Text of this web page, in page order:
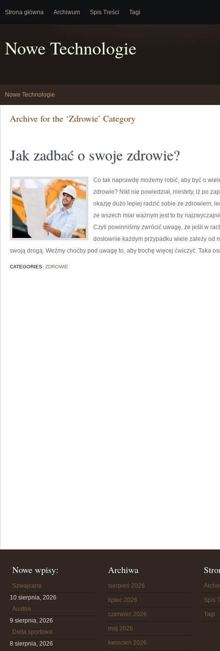
Strona główna Archiwum Spis Treści Tagi
Nowe Technologie
Nowe Technologie
Archive for the ‘Zdrowie’ Category
Jak zadbać o swoje zdrowie?
Co tak naprawdę możemy robić, aby być o
zdrowie? Nikt nie powiedział, niestety, iż po
okazję dużo lepiej radzić sobie ze zdrowiem,
ze wszech miar ważnym jest to by
Czyli powinniśmy zwrócić uwagę, że jeśli w
dosłownie każdym przypadku wiele zależy od
swoją drogą. Weźmy choćby pod uwagę to, aby trochę więcej ćwiczyć. Taka
CATEGORIES: ZDROWIE
Nowe wpisy:
Szwajcaria
10 sierpnia, 2026
Austria
9 sierpnia, 2026
Dieta sportowa
8 sierpnia, 2026
Archiwa
sierpień 2026
lipiec 2026
czerwiec 2026
maj 2026
kwiecień 2026
Spis
Tagi